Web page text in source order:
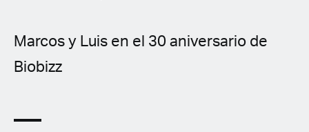
Czech
Polish
Marcos y Luis en el 30 aniversario de
Biobizz